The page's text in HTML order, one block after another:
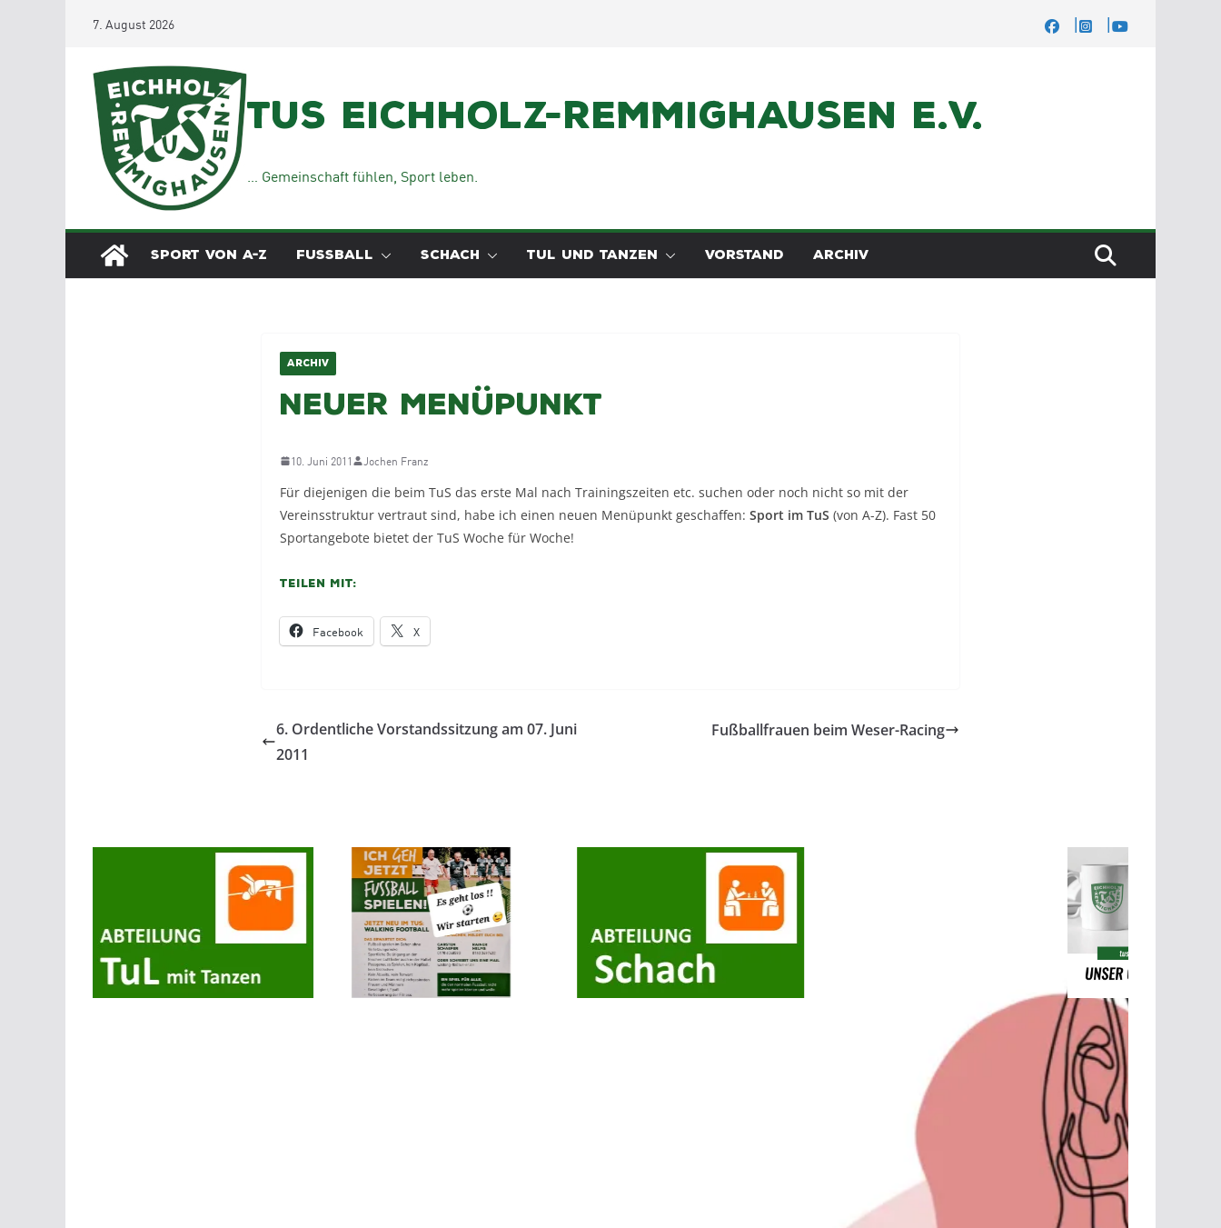
springen
7. August 2026
TuS Eichholz-Remmighausen e.V.
… Gemeinschaft fühlen, Sport leben.
SPORT VON A-Z FUSSBALL SCHACH TUL UND TANZEN VORSTAND ARCHIV
ARCHIV
Neuer Menüpunkt
10. Juni 2011 Jochen Franz
Für diejenigen die beim TuS das erste Mal nach Trainingszeiten etc. suchen oder noch nicht so mit der
Vereinsstruktur vertraut sind, habe ich einen neuen Menüpunkt geschaffen: Sport im TuS (von A-Z). Fast 50
Sportangebote bietet der TuS Woche für Woche!
Teilen mit:
Facebook X
6. Ordentliche Vorstandssitzung am 07. Juni
2011
Fußballfrauen beim Weser-Racing